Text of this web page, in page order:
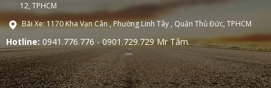
12, TPHCM
Bãi Xe: 1170 Kha Vạn Cân , Phường Linh Tây , Quận Thủ Đức, TPHCM
Hotline: 0941.776.776 - 0901.729.729 Mr Tâm.